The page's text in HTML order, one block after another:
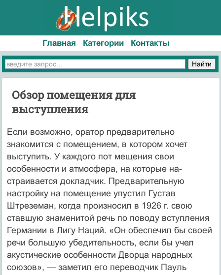
Главная Категории Контакты
Обзор помещения для
выступления
Если возможно, оратор предварительно
знакомится с помещением, в котором хочет
выступить. У каждого пот мещения свои
особенности и атмосфера, на которые на­
страивается докладчик. Предварительную
настройку на помещение упустил Густав
Штреземан, когда произно­сил в 1926 г. свою
ставшую знаменитой речь по поводу вступления
Германии в Лигу Наций. «Он обеспечил бы своей
речи большую убедительность, если бы учел
акус­тические особенности Дворца народных
союзов», — заме­тил его переводчик Пауль